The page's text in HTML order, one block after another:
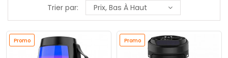
Trier par:
Prix, Bas À Haut
Promo Promo